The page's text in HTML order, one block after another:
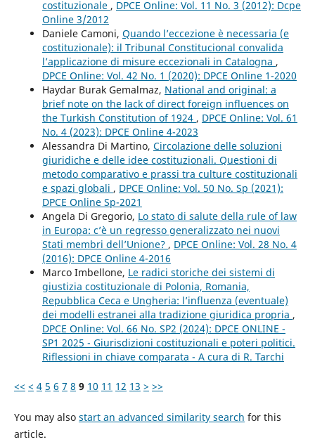
costituzionale , DPCE Online: Vol. 11 No. 3 (2012): Dcpe
Online 3/2012
Daniele Camoni, Quando l’eccezione è necessaria (e
costituzionale): il Tribunal Constitucional convalida
l’applicazione di misure eccezionali in Catalogna ,
DPCE Online: Vol. 42 No. 1 (2020): DPCE Online 1-2020
Haydar Burak Gemalmaz, National and original: a
brief note on the lack of direct foreign influences on
the Turkish Constitution of 1924 , DPCE Online: Vol. 61
No. 4 (2023): DPCE Online 4-2023
Alessandra Di Martino, Circolazione delle soluzioni
giuridiche e delle idee costituzionali. Questioni di
metodo comparativo e prassi tra culture costituzionali
e spazi globali , DPCE Online: Vol. 50 No. Sp (2021):
DPCE Online Sp-2021
Angela Di Gregorio, Lo stato di salute della rule of law
in Europa: c’è un regresso generalizzato nei nuovi
Stati membri dell’Unione? , DPCE Online: Vol. 28 No. 4
(2016): DPCE Online 4-2016
Marco Imbellone, Le radici storiche dei sistemi di
giustizia costituzionale di Polonia, Romania,
Repubblica Ceca e Ungheria: l’influenza (eventuale)
dei modelli estranei alla tradizione giuridica propria ,
DPCE Online: Vol. 66 No. SP2 (2024): DPCE ONLINE -
SP1 2025 - Giurisdizioni costituzionali e poteri politici.
Riflessioni in chiave comparata - A cura di R. Tarchi
<< < 4 5 6 7 8 9 10 11 12 13 > >>
You may also start an advanced similarity search for this
article.